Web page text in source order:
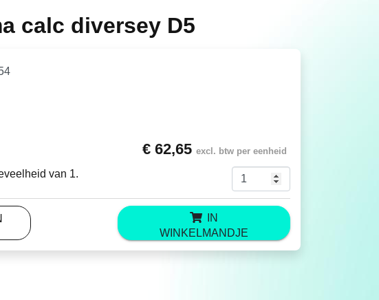
calc diversey D5
€ 62,65 excl. btw per eenheid
van 1.
WINKELMANDJE